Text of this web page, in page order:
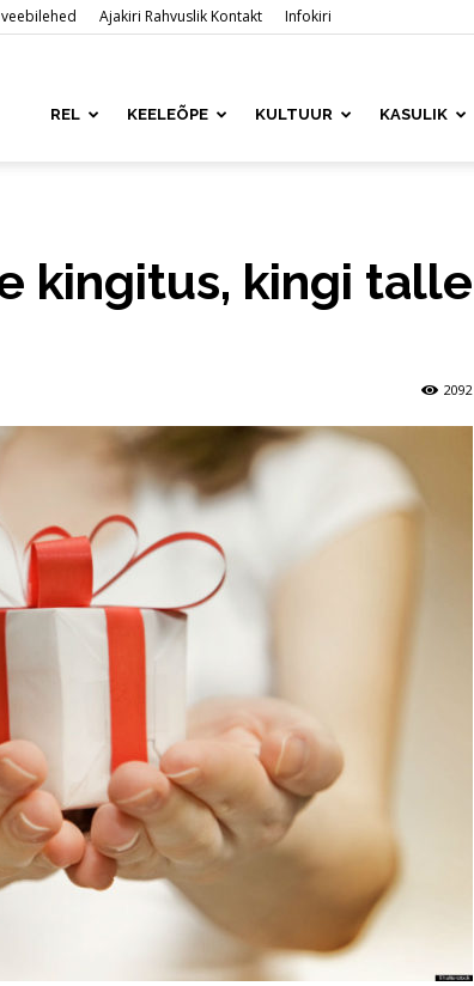
Ajakiri Rahvuslik Kontakt Infokiri
REL KEELEÕPE KULTUUR KASULIK
kingitus, kingi talle
2092